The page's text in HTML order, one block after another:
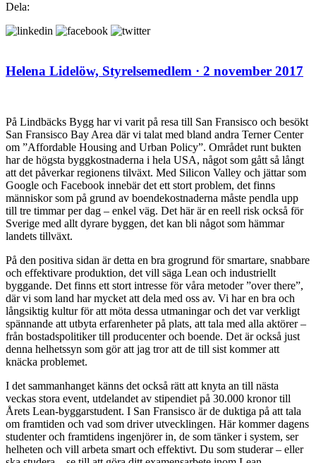
Dela:
Helena Lidelöw, Styrelsemedlem · 2 november 2017
På Lindbäcks Bygg har vi varit på resa till San Fransisco och besökt
San Fransisco Bay Area där vi talat med bland andra Terner Center
om ”Affordable Housing and Urban Policy”. Området runt bukten
har de högsta byggkostnaderna i hela USA, något som gått så långt
att det påverkar regionens tilväxt. Med Silicon Valley och jättar som
Google och Facebook innebär det ett stort problem, det finns
människor som på grund av boendekostnaderna måste pendla upp
till tre timmar per dag – enkel väg. Det här är en reell risk också för
Sverige med allt dyrare byggen, det kan bli något som hämmar
landets tillväxt.
På den positiva sidan är detta en bra grogrund för smartare, snabbare
och effektivare produktion, det vill säga Lean och industriellt
byggande. Det finns ett stort intresse för våra metoder ”over there”,
där vi som land har mycket att dela med oss av. Vi har en bra och
långsiktig kultur för att möta dessa utmaningar och det var verkligt
spännande att utbyta erfarenheter på plats, att tala med alla aktörer –
från bostadspolitiker till producenter och boende. Det är också just
denna helhetssyn som gör att jag tror att de till sist kommer att
knäcka problemet.
I det sammanhanget känns det också rätt att knyta an till nästa
veckas stora event, utdelandet av stipendiet på 30.000 kronor till
Årets Lean-byggarstudent. I San Fransisco är de duktiga på att tala
om framtiden och vad som driver utvecklingen. Här kommer dagens
studenter och framtidens ingenjörer in, de som tänker i system, ser
helheten och vill arbeta smart och effektivt. Du som studerar – eller